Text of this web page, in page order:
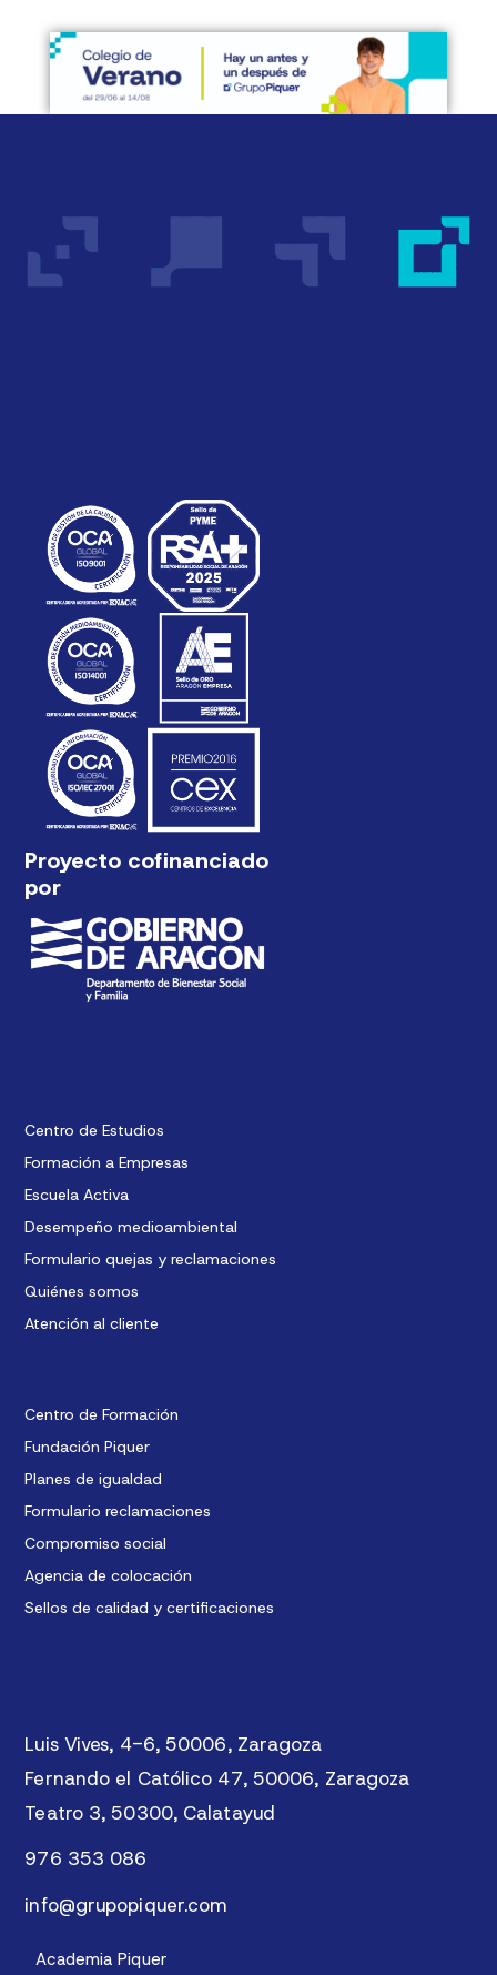
Luis Vives, 4-6, 50006, Zaragoza
Fernando el Católico 47, 50006, Zaragoza
Teatro 3, 50300, Calatayud
976 353 086
info@grupopiquer.com
Academia Piquer
Centro de Estudios
Formación a Empresas
Escuela Activa
Desempeño medioambiental
Formulario quejas y reclamaciones
Quiénes somos
Atención al cliente
Centro de Formación
Fundación Piquer
Planes de igualdad
Formulario reclamaciones
Compromiso social
Agencia de colocación
Sellos de calidad y certificaciones
Proyecto cofinanciado
por